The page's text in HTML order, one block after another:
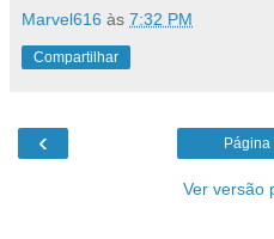
Marvel616 às 7:32 PM
Compartilhar
‹ Página
Ver versão